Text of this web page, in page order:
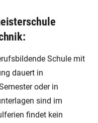
Schule mit
dauert in
oder in
sind im
findet kein